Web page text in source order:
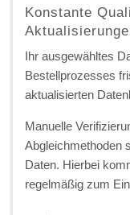
Konstante
Ihr ausgewähltes
Bestellprozesses
aktualisierten
Manuelle
Abgleichmethoden
Daten. Hierbei
regelmäßig zum